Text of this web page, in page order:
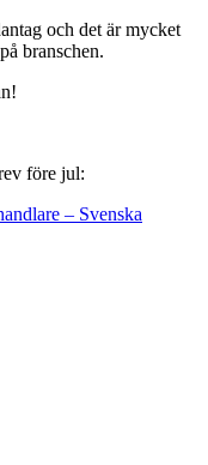
och det är mycket
branschen.
före jul:
– Svenska